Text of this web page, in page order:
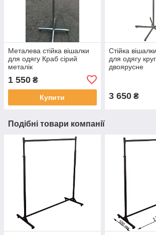
Металева стійка вішалки
для одягу Краб сірий
металік
1 550 ₴
Купити
Стійка
для одягу
двоярусне
3 650₴
Подібні товари компанії